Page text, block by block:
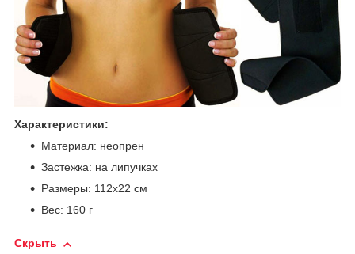
Характеристики:
Материал: неопрен
Застежка: на липучках
Размеры: 112x22 см
Вес: 160 г
Скрыть